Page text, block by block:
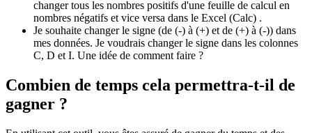
changer tous les nombres positifs d'une feuille de calcul en
nombres négatifs et vice versa dans le Excel (Calc) .
Je souhaite changer le signe (de (-) à (+) et de (+) à (-)) dans
mes données. Je voudrais changer le signe dans les colonnes
C, D et I. Une idée de comment faire ?
Combien de temps cela permettra-t-il de
gagner ?